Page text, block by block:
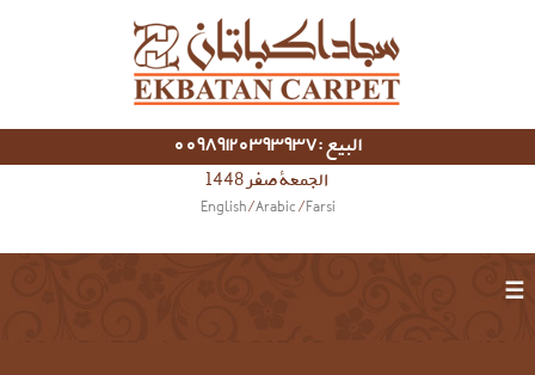
البيع :00989120393937
الجمعة صفر 1448
English/ Arabic / Farsi
☰